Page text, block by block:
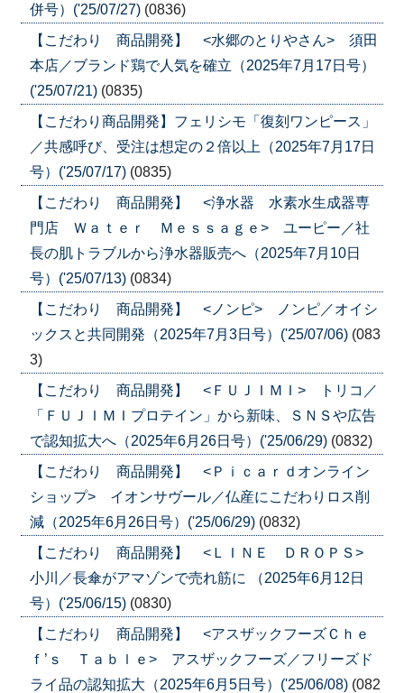
併号）('25/07/27) (0836)
【こだわり 商品開発】 <水郷のとりやさん> 須田
本店／ブランド鶏で人気を確立（2025年7月17日号）
('25/07/21) (0835)
【こだわり商品開発】フェリシモ「復刻ワンピース」
／共感呼び、受注は想定の２倍以上（2025年7月17日
号）('25/07/17) (0835)
【こだわり 商品開発】 <浄水器 水素水生成器専
門店 Ｗａｔｅｒ Ｍｅｓｓａｇｅ> ユーピー／社
長の肌トラブルから浄水器販売へ（2025年7月10日
号）('25/07/13) (0834)
【こだわり 商品開発】 <ノンピ> ノンピ／オイシ
ックスと共同開発（2025年7月3日号）('25/07/06) (083
3)
【こだわり 商品開発】 <ＦＵＪＩＭＩ> トリコ／
「ＦＵＪＩＭＩプロテイン」から新味、ＳＮＳや広告
で認知拡大へ（2025年6月26日号）('25/06/29) (0832)
【こだわり 商品開発】 <Ｐｉｃａｒｄオンライン
ショップ> イオンサヴール／仏産にこだわりロス削
減（2025年6月26日号）('25/06/29) (0832)
【こだわり 商品開発】 <ＬＩＮＥ ＤＲＯＰＳ>
小川／長傘がアマゾンで売れ筋に （2025年6月12日
号）('25/06/15) (0830)
【こだわり 商品開発】 <アスザックフーズＣｈｅ
ｆ’ｓ Ｔａｂｌｅ> アスザックフーズ／フリーズド
ライ品の認知拡大（2025年6月5日号）('25/06/08) (082